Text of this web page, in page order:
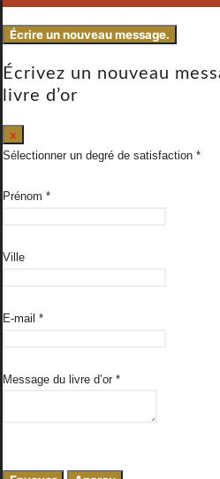
Écrivez un nouveau
livre d’or
x
ce
formulaire.
Sélectionner un degré de satisfaction
Prénom *
Ville
E-mail *
Message du livre d’or *